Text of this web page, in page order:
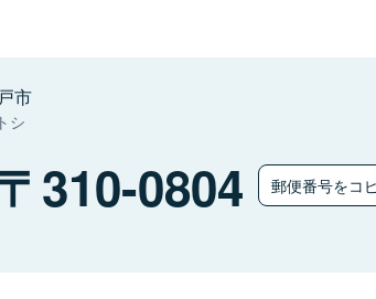
市
シ
310-0804 郵便番号をコ